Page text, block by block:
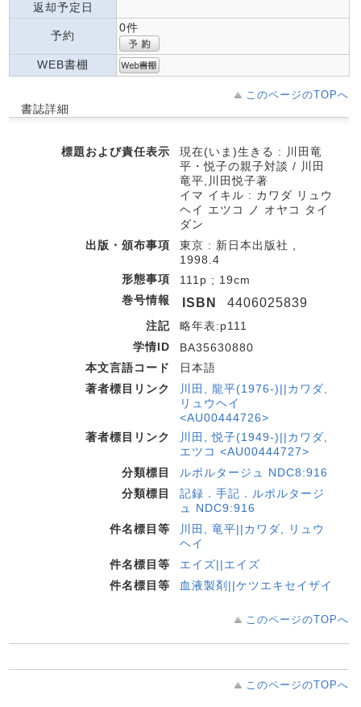
返却予定日
予約
0件
WEB書棚
このページのTOPへ
書誌詳細
標題および責任表示
現在(いま)生きる : 川田竜
平・悦子の親子対談 / 川田
竜平,川田悦子著
イマ イキル : カワダ リュウ
ヘイ エツコ ノ オヤコ タイ
ダン
出版・頒布事項
東京 : 新日本出版社 ,
1998.4
形態事項
111p ; 19cm
巻号情報
ISBN 4406025839
注記
略年表:p111
学情ID
BA35630880
本文言語コード
日本語
著者標目リンク
川田, 龍平(1976-)||カワダ,
リュウヘイ
<AU00444726>
著者標目リンク
川田, 悦子(1949-)||カワダ,
エツコ <AU00444727>
分類標目
ルポルタージュ NDC8:916
分類標目
記録．手記．ルポルタージ
ュ NDC9:916
件名標目等
川田, 竜平||カワダ, リュウ
ヘイ
件名標目等
エイズ||エイズ
件名標目等
血液製剤||ケツエキセイザイ
このページのTOPへ
このページのTOPへ